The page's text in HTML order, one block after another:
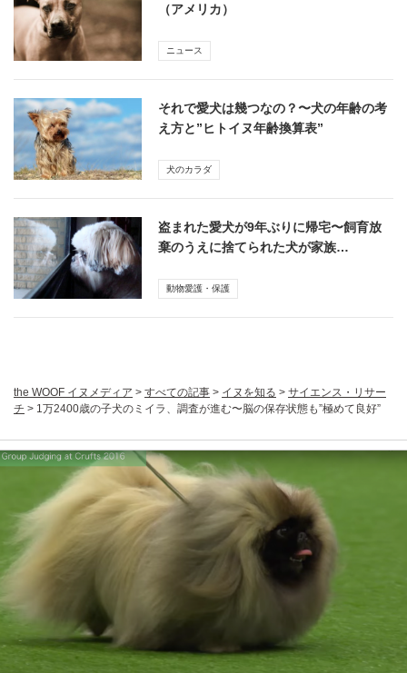
（アメリカ）
ニュース
それで愛犬は幾つなの？〜犬の年齢の考
え方と”ヒトイヌ年齢換算表”
犬のカラダ
盗まれた愛犬が9年ぶりに帰宅〜飼育放
棄のうえに捨てられた犬が家族…
動物愛護・保護
the WOOF イヌメディア > すべての記事 > イヌを知る > サイエンス・リサー
チ > 1万2400歳の子犬のミイラ、調査が進む〜脳の保存状態も”極めて良好”